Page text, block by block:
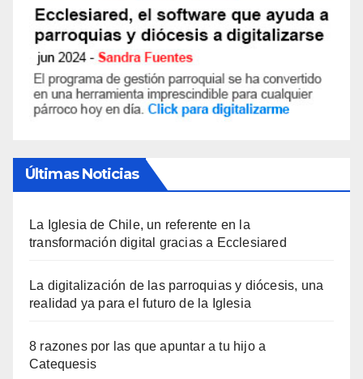
Últimas Noticias
La Iglesia de Chile, un referente en la
transformación digital gracias a Ecclesiared
La digitalización de las parroquias y diócesis, una
realidad ya para el futuro de la Iglesia
8 razones por las que apuntar a tu hijo a
Catequesis